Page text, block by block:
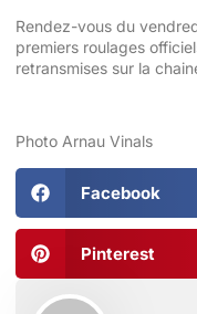
Rendez-vous du
premiers roulages
retransmises sur la
Photo Arnau Vinals
Facebook
Pinterest